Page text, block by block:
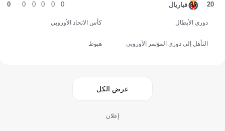
20 فياريال 0
0
0
0
0
0
دوري الأبطال كأس الاتحاد الأوروبي
التأهل إلى دوري المؤتمر الأوروبي هبوط
عرض الكل
إعلان